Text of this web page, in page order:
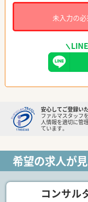
未入力の
安心してご登録い
ファルマスタッフ
人情報を適切に管
ています。
希望の求人が
コンサル